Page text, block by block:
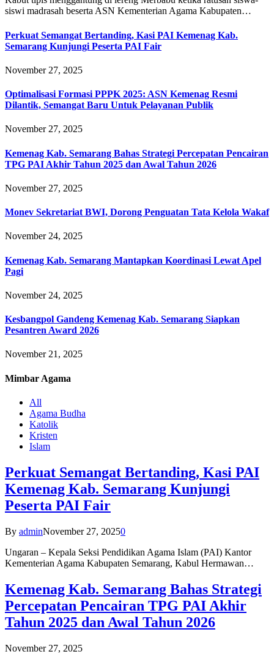
siswi madrasah beserta ASN Kementerian Agama Kabupaten…
Perkuat Semangat Bertanding, Kasi PAI Kemenag Kab.
Semarang Kunjungi Peserta PAI Fair
November 27, 2025
Optimalisasi Formasi PPPK 2025: ASN Kemenag Resmi
Dilantik, Semangat Baru Untuk Pelayanan Publik
November 27, 2025
Kemenag Kab. Semarang Bahas Strategi Percepatan Pencairan
TPG PAI Akhir Tahun 2025 dan Awal Tahun 2026
November 27, 2025
Monev Sekretariat BWI, Dorong Penguatan Tata Kelola Wakaf
November 24, 2025
Kemenag Kab. Semarang Mantapkan Koordinasi Lewat Apel
Pagi
November 24, 2025
Kesbangpol Gandeng Kemenag Kab. Semarang Siapkan
Pesantren Award 2026
November 21, 2025
Mimbar Agama
All
Agama Budha
Katolik
Kristen
Islam
Perkuat Semangat Bertanding, Kasi PAI
Kemenag Kab. Semarang Kunjungi
Peserta PAI Fair
By adminNovember 27, 20250
Ungaran – Kepala Seksi Pendidikan Agama Islam (PAI) Kantor
Kementerian Agama Kabupaten Semarang, Kabul Hermawan…
Kemenag Kab. Semarang Bahas Strategi
Percepatan Pencairan TPG PAI Akhir
Tahun 2025 dan Awal Tahun 2026
November 27, 2025